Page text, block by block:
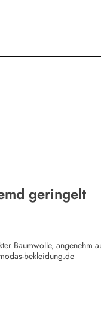
geringelt
Baumwolle, angenehm
bekleidung.de